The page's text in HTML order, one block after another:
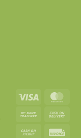
Visa
Bank
Cash